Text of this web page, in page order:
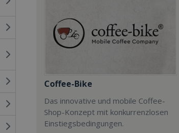
Coffee-Bike
Das innovative und mobile Coffee-
Shop-Konzept mit konkurrenzlosen
Einstiegsbedingungen.